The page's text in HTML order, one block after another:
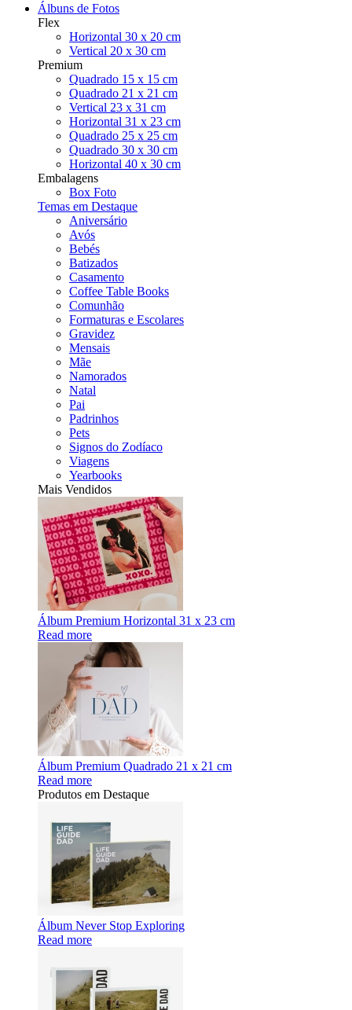
Álbuns de Fotos
Flex
Horizontal 30 x 20 cm
Vertical 20 x 30 cm
Premium
Quadrado 15 x 15 cm
Quadrado 21 x 21 cm
Vertical 23 x 31 cm
Horizontal 31 x 23 cm
Quadrado 25 x 25 cm
Quadrado 30 x 30 cm
Horizontal 40 x 30 cm
Embalagens
Box Foto
Temas em Destaque
Aniversário
Avós
Bebés
Batizados
Casamento
Coffee Table Books
Comunhão
Formaturas e Escolares
Gravidez
Mensais
Mãe
Namorados
Natal
Pai
Padrinhos
Pets
Signos do Zodíaco
Viagens
Yearbooks
Mais Vendidos
Álbum Premium Horizontal 31 x 23 cm
Read more
Álbum Premium Quadrado 21 x 21 cm
Read more
Produtos em Destaque
Álbum Never Stop Exploring
Read more